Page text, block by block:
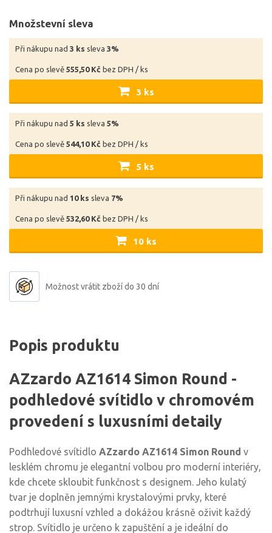
Množstevní sleva
Při nákupu nad 3 ks sleva 3%
Cena po slevě 555,50 Kč bez DPH / ks
3 ks
Při nákupu nad 5 ks sleva 5%
Cena po slevě 544,10 Kč bez DPH / ks
5 ks
Při nákupu nad 10 ks sleva 7%
Cena po slevě 532,60 Kč bez DPH / ks
10 ks
Možnost vrátit zboží do 30 dní
Popis produktu
AZzardo AZ1614 Simon Round -
podhledové svítidlo v chromovém
provedení s luxusními detaily
Podhledové svítidlo AZzardo AZ1614 Simon Round v
lesklém chromu je elegantní volbou pro moderní interiéry,
kde chcete skloubit funkčnost s designem. Jeho kulatý
tvar je doplněn jemnými krystalovými prvky, které
podtrhují luxusní vzhled a dokážou krásně oživit každý
strop. Svítidlo je určeno k zapuštění a je ideální do